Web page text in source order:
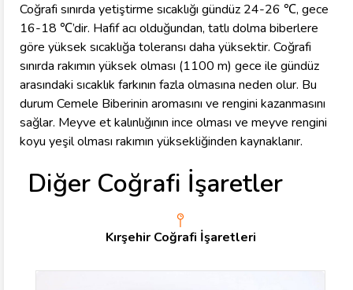
Coğrafi sınırda yetiştirme sıcaklığı gündüz 24-26 ℃, gece
16-18 ℃’dir. Hafif acı olduğundan, tatlı dolma biberlere
göre yüksek sıcaklığa toleransı daha yüksektir. Coğrafi
sınırda rakımın yüksek olması (1100 m) gece ile gündüz
arasındaki sıcaklık farkının fazla olmasına neden olur. Bu
durum Cemele Biberinin aromasını ve rengini kazanmasını
sağlar. Meyve et kalınlığının ince olması ve meyve rengini
koyu yeşil olması rakımın yüksekliğinden kaynaklanır.
Diğer Coğrafi İşaretler
Kırşehir Coğrafi İşaretleri